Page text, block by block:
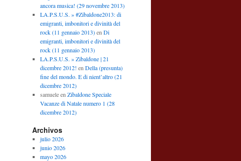
ancora musica! (29 novembre 2013)
LA.P.S.U.S. » #Zibaldone2013: di
emigranti, imbonitori e divinità del
rock (11 gennaio 2013)en Di
emigranti, imbonitori e divinità del
rock (11 gennaio 2013)
LA.P.S.U.S. » Zibaldone | 21
dicembre 2012! en Della (presunta)
fine del mondo. E di nient’altro (21
dicembre 2012)
samueleen Zibaldone Speciale
Vacanze di Natale numero 1 (28
dicembre 2012)
Archivos
julio 2026
junio 2026
mayo 2026